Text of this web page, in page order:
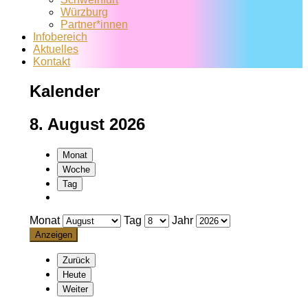
Würzburg
Partner*innen
Infobereich
Aktuelles
Kontakt
Kalender
8. August 2026
Monat
Woche
Tag
Monat Tag Jahr
Zurück
Heute
Weiter